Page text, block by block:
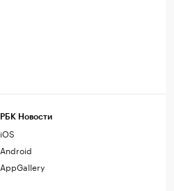
РБК Новости
iOS
Android
AppGallery